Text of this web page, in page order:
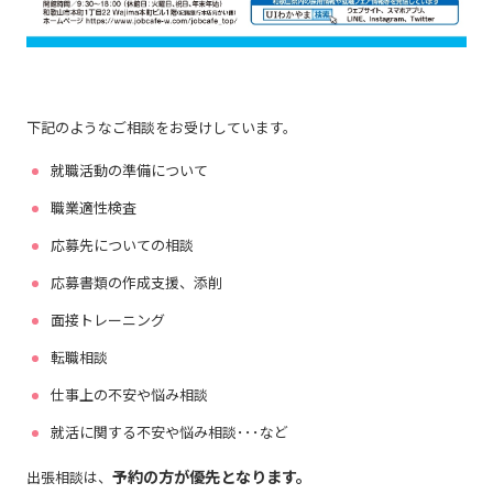
下記のようなご相談をお受けしています。
就職活動の準備について
職業適性検査
応募先についての相談
応募書類の作成支援、添削
面接トレーニング
転職相談
仕事上の不安や悩み相談
就活に関する不安や悩み相談･･･など
出張相談は、 予約の方が優先となります。